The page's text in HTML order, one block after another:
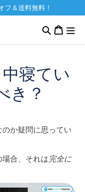
フ＆送料無料！
カ
ー
寝てい
き？
のか疑問に思ってい
合、それは完全に